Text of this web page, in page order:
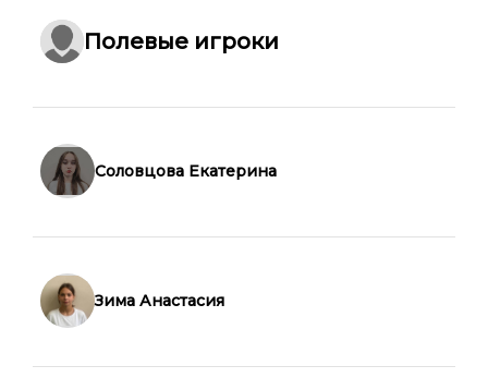
Полевые игроки
Соловцова Екатерина
Зима Анастасия